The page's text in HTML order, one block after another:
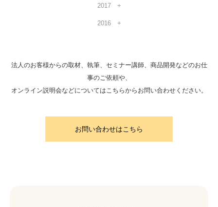
2017
2016
法人のお客様からの取材、執筆、セミナー講師、商品開発などのお仕
事のご依頼や、
オンライン説明会などについてはこちらからお問い合わせください。
お問い合わせはこちら